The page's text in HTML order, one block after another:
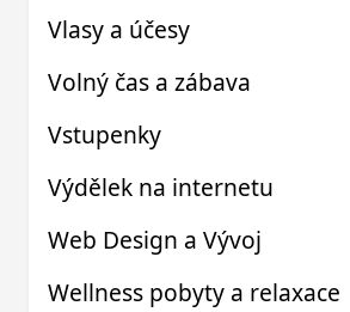
Vlasy a účesy
Volný čas a zábava
Vstupenky
Výdělek na internetu
Web Design a Vývoj
Wellness pobyty a relaxace